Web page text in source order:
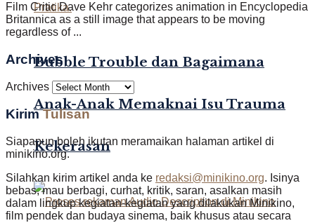
Bubble Trouble dan Bagaimana
Anak-Anak Memaknai Isu Trauma
Kekerasan
Film Critic Dave Kehr categorizes animation in Encyclopedia
Britannica as a still image that appears to be moving
regardless of ...
Archives
Archives
KirimTulisan
Siapapun boleh ikutan meramaikan halaman artikel di
minikino.org.
Silahkan kirim artikel anda ke redaksi@minikino.org. Isinya
bebas, mau berbagi, curhat, kritik, saran, asalkan masih
dalam lingkup kegiatan-kegiatan yang dilakukan Minikino,
film pendek dan budaya sinema, baik khusus atau secara